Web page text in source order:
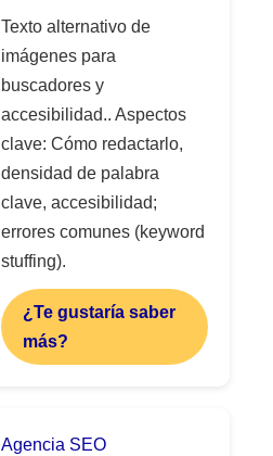
Texto alternativo de
imágenes para
buscadores y
accesibilidad.. Aspectos
clave: Cómo redactarlo,
densidad de palabra
clave, accesibilidad;
errores comunes (keyword
stuffing).
¿Te gustaría saber
más?
Agencia SEO